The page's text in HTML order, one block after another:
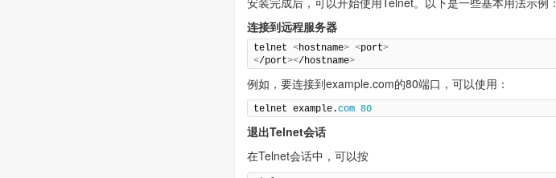
连接到远程服务器
telnet <hostname> <port>
</port></hostname>
例如，要连接到example.com的80端口，可以使用：
telnet example.com 80
退出Telnet会话
在Telnet会话中，可以按